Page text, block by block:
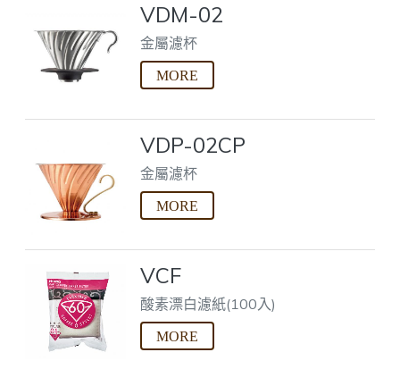
VDM-02
金屬濾杯
VDP-02CP
金屬濾杯
VCF
酸素漂白濾紙(100入)